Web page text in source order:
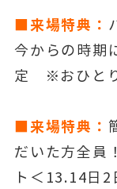
■来場特典：
今からの時期
定 ※おひと
■来場特典：
だいた方全員
ト＜13.14日